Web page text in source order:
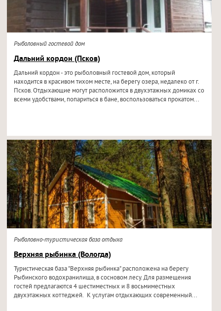
Рыболовный гостевой дом
Дальний кордон (Псков)
Дальний кордон - это рыболовный гостевой дом, который
находится в красивом тихом месте, на берегу озера, недалеко от г.
Псков. Отдыхающие могут расположится в двухэтажных домиках со
всеми удобствами, попариться в бане, воспользоваться прокатом...
Рыболовно-туристическая база отдыха
Верхняя рыбинка (Вологда)
Туристическая база "Верхняя рыбинка" расположена на берегу
Рыбинского водохранилища, в сосновом лесу. Для размещения
гостей предлагаются 4 шестиместных и 8 восьмиместных
двухэтажных коттеджей. К услугам отдыхающих современный...